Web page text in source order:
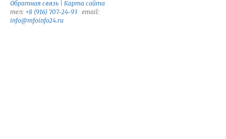
Обратная связь
Карта сайта
тел: +8 (916) 707-24-93 email:
info@mfoinfo24.ru